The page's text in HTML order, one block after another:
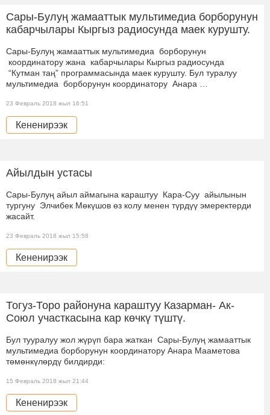
Сары-Булуң жамааттык мультимедиа борборунун
кабарчылары Кыргыз радиосунда маек курушту.
Сары-Булуң жамааттык мультимедиа борборунун
координатору жана кабарчылары Кыргыз радиосунда
“Кутман таң” программасында маек курушту. Бул туралуу
мультимедиа борборунун координатору Анара …
23 Февраль 2018 жыл 16:51
Кененирээк
Айылдын устасы
Сары-Булуң айыл аймагына караштуу Кара-Суу айылынын
тургуну Элчибек Мөкүшов өз колу менен түрдүү эмеректерди
жасайт.
23 Февраль 2018 жыл 15:58
Кененирээк
Тогуз-Торо районуна караштуу Казарман- Ак-
Союл участкасына кар көчкү түштү.
Бул тууралуу жол жүрүп бара жаткан Сары-Булуң жамааттык
мультимедиа борборунун координатору Анара Мааметова
төмөнкүлөрдү билдирди:
15 Февраль 2018 жыл 21:44
Кененирээк